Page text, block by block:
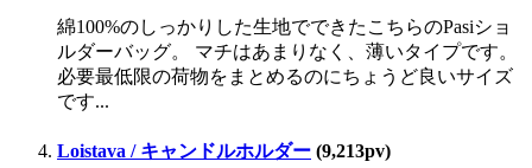
綿100%のしっかりした生地でできたこちらのPasiショ
ルダーバッグ。 マチはあまりなく、薄いタイプです。
必要最低限の荷物をまとめるのにちょうど良いサイズ
です...
Loistava / キャンドルホルダー (9,213pv)